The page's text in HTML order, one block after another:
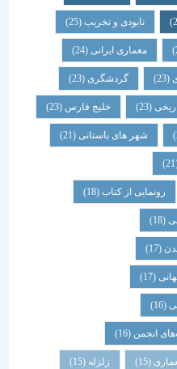
نابودی و تخریب(25)
ایرانی(24)
گردشگری (23)
خلیج فارس(23)
های باستانی (21)
از کتاب (18)
(16)
زلزله